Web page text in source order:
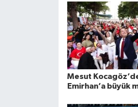
Mesut
Emirhan’a büyük